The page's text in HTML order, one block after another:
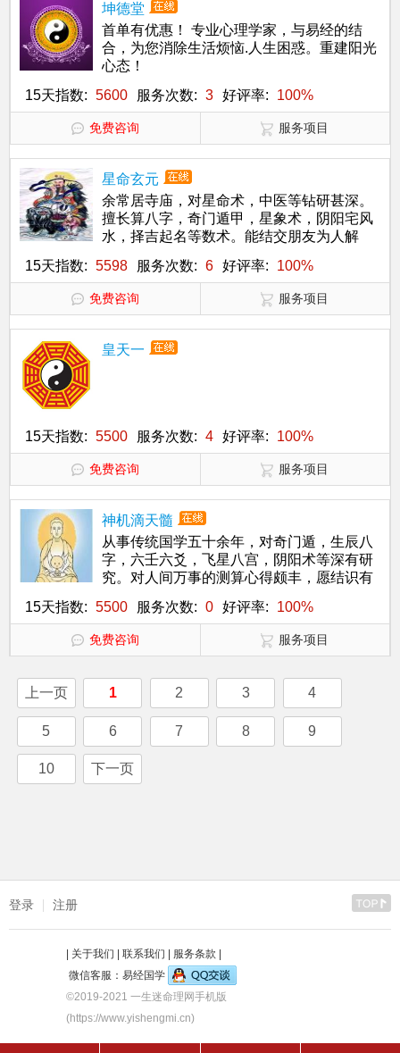
坤德堂
首单有优惠！ 专业心理学家，与易经的结
合，为您消除生活烦恼.人生困惑。重建阳光
心态！
15天指数:
5600 服务次数: 3 好评率: 100%
免费咨询 服务项目
星命玄元
余常居寺庙，对星命术，中医等钻研甚深。
擅长算八字，奇门遁甲，星象术，阴阳宅风
水，择吉起名等数术。能结交朋友为人解
15天指数: 5598 服务次数: 6 好评率: 100%
免费咨询 服务项目
皇天一
15天指数: 5500 服务次数: 4 好评率: 100%
免费咨询 服务项目
神机滴天髓
从事传统国学五十余年，对奇门遁，生辰八
字，六壬六爻，飞星八宫，阴阳术等深有研
究。对人间万事的测算心得颇丰，愿结识有
15天指数: 5500 服务次数: 0 好评率: 100%
免费咨询 服务项目
上一页 1 2 3 4
5 6 7 8 9
10 下一页
登录 注册
| 关于我们 | 联系我们 | 服务条款 |
微信客服：易经国学
©2019-2021 一生迷命理网手机版
(https://www.yishengmi.cn)